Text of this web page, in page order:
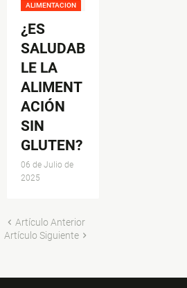
ALIMENTACION
¿ES
SALUDAB
LE LA
ALIMENT
ACIÓN
SIN
GLUTEN?
06 de Julio de
2025
Artículo Anterior
Artículo Siguiente